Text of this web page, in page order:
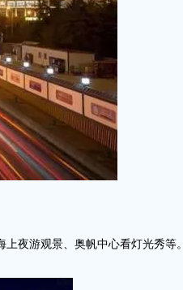
夜游观景、奥帆中心看灯光秀等。